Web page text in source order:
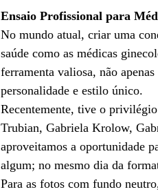
Ensaio Profissional para
No mundo atual, criar uma
saúde como as médicas
ferramenta valiosa, não
personalidade e estilo único.
Recentemente, tive o
Trubian, Gabriela Krolow,
aproveitamos a oportunidade
algum; no mesmo dia da
Para as fotos com fundo